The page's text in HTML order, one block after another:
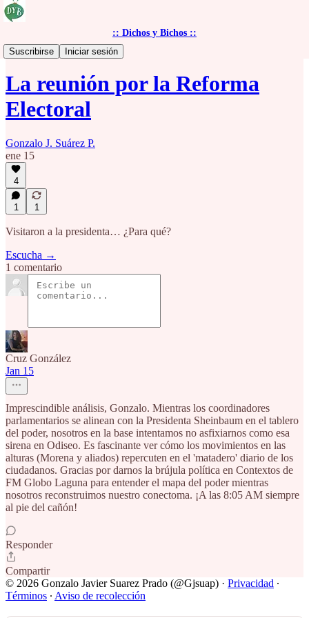
:: Dichos y Bichos ::
Suscribirse
Iniciar sesión
Contexto Legislativo
La reunión por la Reforma
Electoral
Gonzalo J. Suárez P.
ene 15
4
1 1
Visitaron a la presidenta… ¿Para qué?
Escucha →
1 comentario
Cruz González
Jan 15
Imprescindible análisis, Gonzalo. Mientras los coordinadores
parlamentarios se alinean con la Presidenta Sheinbaum en el tablero
del poder, nosotros en la base intentamos no asfixiarnos como esa
sirena en Odiseo. Es fascinante ver cómo los movimientos en las
alturas (Morena y aliados) repercuten en el 'matadero' diario de los
ciudadanos. Gracias por darnos la brújula política en Contextos de
FM Globo Laguna para entender el mapa del poder mientras
nosotros reconstruimos nuestro conectoma. ¡A las 8:05 AM siempre
al pie del cañón!
Responder
Compartir
© 2026 Gonzalo Javier Suarez Prado (@Gjsuap) · Privacidad ∙
Términos ∙ Aviso de recolección